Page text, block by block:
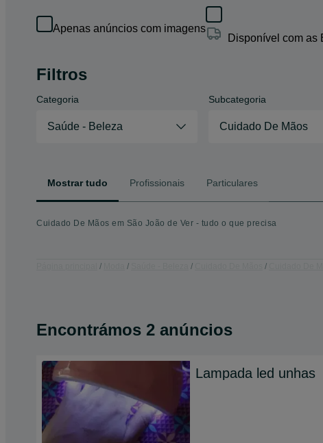
Apenas anúncios com imagens
Disponível com as
Filtros
Categoria
Saúde - Beleza
Subcategoria
Cuidado De Mãos
Mostrar tudo Profissionais Particulares
Cuidado De Mãos em São João de Ver - tudo o que precisa
Encontrámos 2 anúncios
Lampada led unhas